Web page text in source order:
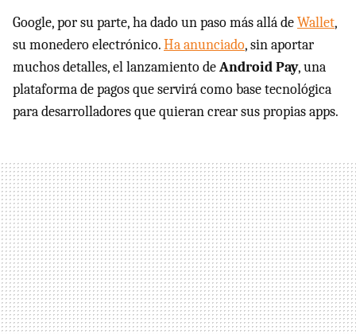
Google, por su parte, ha dado un paso más allá deWallet,
su monedero electrónico.Ha anunciado, sin aportar
muchos detalles, el lanzamiento deAndroid Pay, una
plataforma de pagos que servirá como base tecnológica
para desarrolladores que quieran crear sus propias apps.